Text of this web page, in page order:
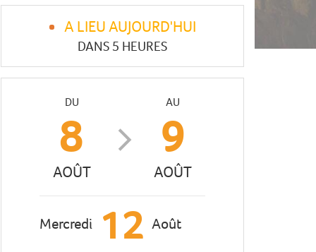
A LIEU AUJOURD'HUI
DANS 5 HEURES
DU
8
AOÛT
AU
9
AOÛT
Mercredi 12 Août